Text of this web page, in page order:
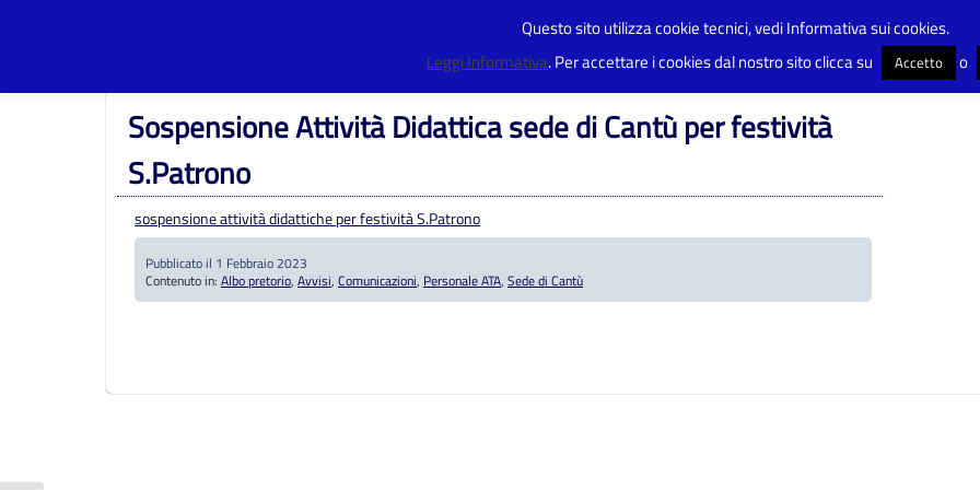
Albo pretorio>Sospensione Attività Didattica sede di Cantù per festività
Sospensione Attività Didattica sede di Cantù per festività
S.Patrono
sospensione attività didattiche per festività S.Patrono
Pubblicato il 1 Febbraio 2023
Contenuto in: Albo pretorio, Avvisi, Comunicazioni, Personale ATA, Sede di Cantù
Questo sito utilizza cookie tecnici, vedi Informativa sui cookies.
Leggi Informativa. Per accettare i cookies dal nostro sito clicca su Accetto o